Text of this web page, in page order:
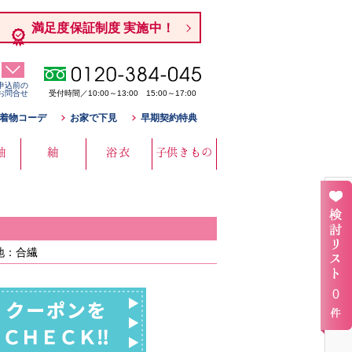
満足度保証制度 実施中！
込前の
問合せ
受付時間／10:00～13:00 15:00～17:00
物コーデ お家で下見 早期契約特典
紬 浴衣 子供きもの
合繊
0